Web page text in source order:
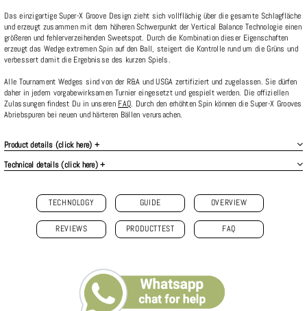
Das einzigartige Super-X Groove Design zieht sich vollflächig über die gesamte Schlagfläche
und erzeugt zusammen mit dem höheren Schwerpunkt der Vertical Balance Technologie einen
größeren und fehlerverzeihenden Sweetspot. Durch die Kombination dieser Eigenschaften
erzeugt das Wedge extremen Spin auf den Ball, steigert die Kontrolle rund um die Grüns und
verbessert damit die Ergebnisse des kurzen Spiels.
Alle Tournament Wedges sind von der R&A und USGA zertifiziert und zugelassen. Sie dürfen
daher in jedem vorgabewirksamen Turnier eingesetzt und gespielt werden. Die offiziellen
Zulassungen findest Du in unseren FAQ. Durch den erhöhten Spin können die Super-X Grooves
Abriebspuren bei neuen und härteren Bällen verursachen.
Product details (click here) +
Technical details (click here) +
TECHNOLOGY GUIDE OVERVIEW
REVIEWS PRODUCTTEST FAQ